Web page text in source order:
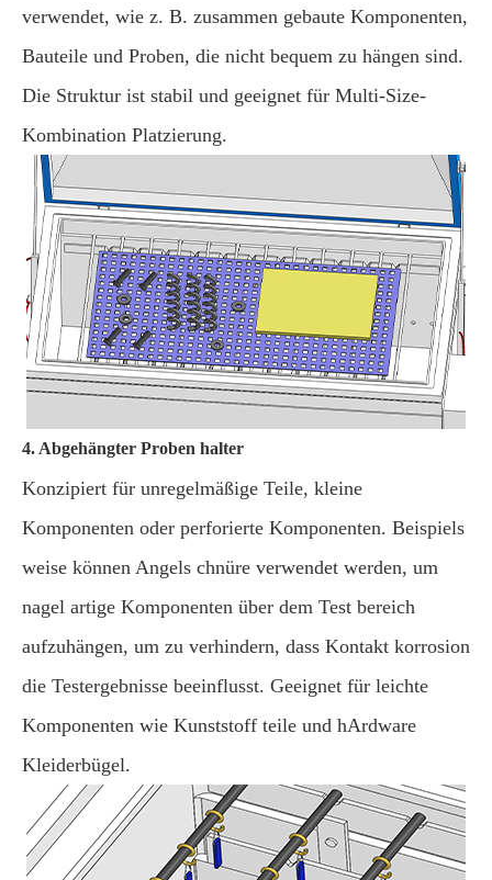
verwendet, wie z. B. zusammen gebaute Komponenten,
Bauteile und Proben, die nicht bequem zu hängen sind.
Die Struktur ist stabil und geeignet für Multi-Size-
Kombination Platzierung.
4. Abgehängter Proben halter
Konzipiert für unregelmäßige Teile, kleine
Komponenten oder perforierte Komponenten. Beispiels
weise können Angels chnüre verwendet werden, um
nagel artige Komponenten über dem Test bereich
aufzuhängen, um zu verhindern, dass Kontakt korrosion
die Testergebnisse beeinflusst. Geeignet für leichte
Komponenten wie Kunststoff teile und hArdware
Kleiderbügel.